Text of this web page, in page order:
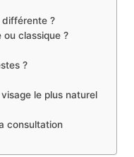
différente ?
classique ?
?
le plus naturel
consultation